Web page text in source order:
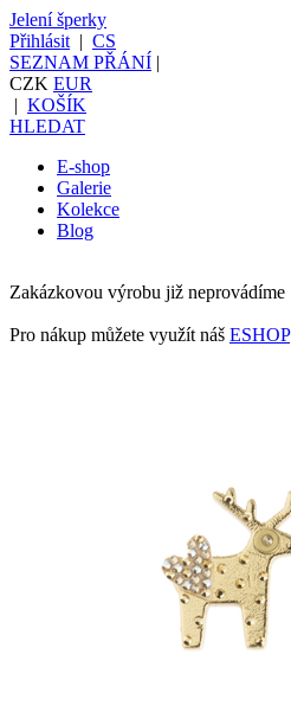
Jelení šperky
Přihlásit | CS
SEZNAM PŘÁNÍ |
CZK EUR
| KOŠÍK
HLEDAT
E-shop
Galerie
Kolekce
Blog
Zakázkovou výrobu již neprovádíme
Pro nákup můžete využít náš ESHOP